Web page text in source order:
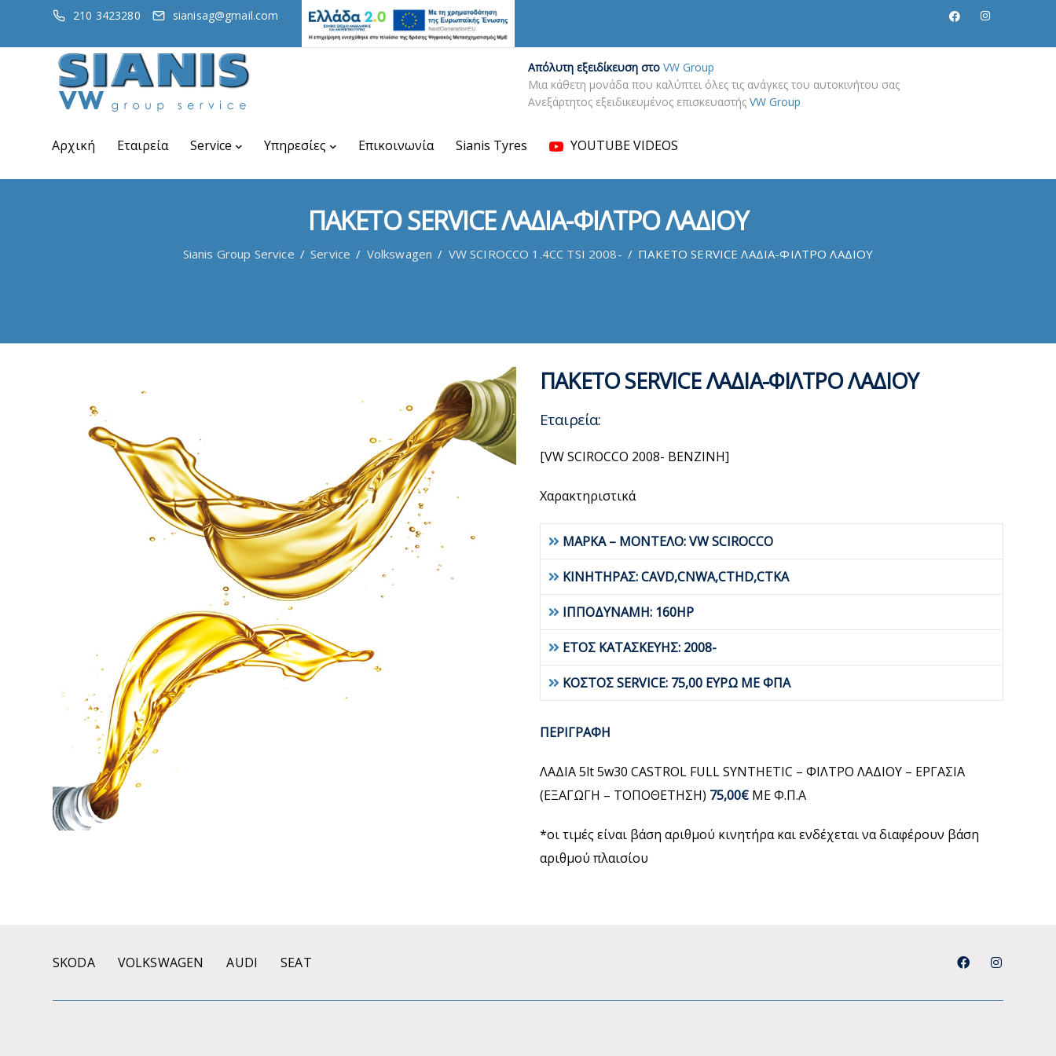
210 3423280 sianisag@gmail.com
Απόλυτη εξειδίκευση στο VW Group
Μια κάθετη μονάδα που καλύπτει όλες τις ανάγκες του αυτοκινήτου σας
Ανεξάρτητος εξειδικευμένος επισκευαστής VW Group
Αρχική Εταιρεία Service Υπηρεσίες Επικοινωνία Sianis Tyres YOUTUBE VIDEOS
ΠΑΚΕΤΟ SERVICE ΛΑΔΙΑ-ΦΙΛΤΡΟ ΛΑΔΙΟΥ
Sianis Group Service / Service / Volkswagen / VW SCIROCCO 1.4CC TSI 2008- / ΠΑΚΕΤΟ SERVICE ΛΑΔΙΑ-ΦΙΛΤΡΟ ΛΑΔΙΟΥ
ΠΑΚΕΤΟ SERVICE ΛΑΔΙΑ-ΦΙΛΤΡΟ ΛΑΔΙΟΥ
Εταιρεία:
[VW SCIROCCO 2008- BENZINH]
Χαρακτηριστικά
ΜΑΡΚΑ – ΜΟΝΤΕΛΟ: VW SCIROCCO
ΚΙΝΗΤΗΡΑΣ: CAVD,CNWA,CTHD,CTKA
ΙΠΠΟΔΥΝΑΜΗ: 160HP
ΕΤΟΣ ΚΑΤΑΣΚΕΥΗΣ: 2008-
ΚΟΣΤΟΣ SERVICE: 75,00 ΕΥΡΩ ΜΕ ΦΠΑ
ΠΕΡΙΓΡΑΦΗ
ΛΑΔΙΑ 5lt 5w30 CASTROL FULL SYNTHETIC – ΦΙΛΤΡΟ ΛΑΔΙΟΥ – ΕΡΓΑΣΙΑ
(ΕΞΑΓΩΓΗ – ΤΟΠΟΘΕΤΗΣΗ) 75,00€ ΜΕ Φ.Π.Α
*οι τιμές είναι βάση αριθμού κινητήρα και ενδέχεται να διαφέρουν βάση
αριθμού πλαισίου
SKODA VOLKSWAGEN AUDI SEAT